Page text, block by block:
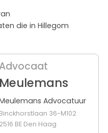
die in Hillegom
Advocaat
Meulemans
Advocatuur
Binckhorstlaan 36-M102
2516 BE Den Haag